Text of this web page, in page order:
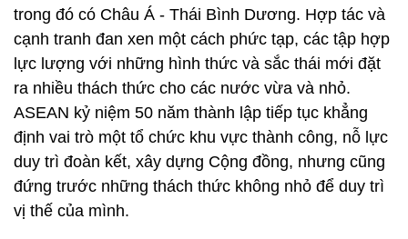
trong đó có Châu Á - Thái Bình Dương. Hợp tác và
cạnh tranh đan xen một cách phức tạp, các tập hợp
lực lượng với những hình thức và sắc thái mới đặt
ra nhiều thách thức cho các nước vừa và nhỏ.
ASEAN kỷ niệm 50 năm thành lập tiếp tục khẳng
định vai trò một tổ chức khu vực thành công, nỗ lực
duy trì đoàn kết, xây dựng Cộng đồng, nhưng cũng
đứng trước những thách thức không nhỏ để duy trì
vị thế của mình.